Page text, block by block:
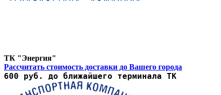
ТК "Энергия"
Рассчитать стоимость доставки до Вашего города
600 руб. до ближайшего терминала ТК